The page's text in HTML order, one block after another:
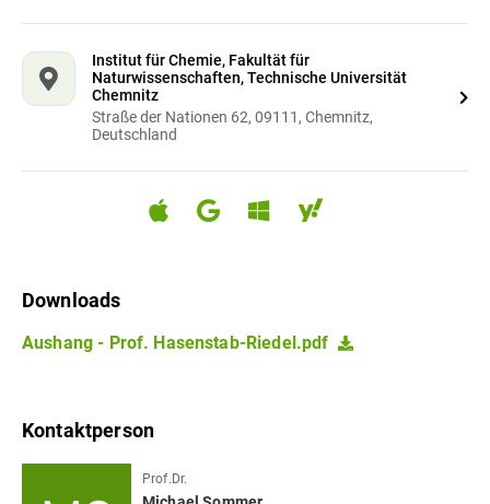
Institut für Chemie, Fakultät für
Naturwissenschaften, Technische Universität
Chemnitz
Straße der Nationen 62, 09111, Chemnitz,
Deutschland
Downloads
Aushang - Prof. Hasenstab-Riedel.pdf
Kontaktperson
Prof.Dr.